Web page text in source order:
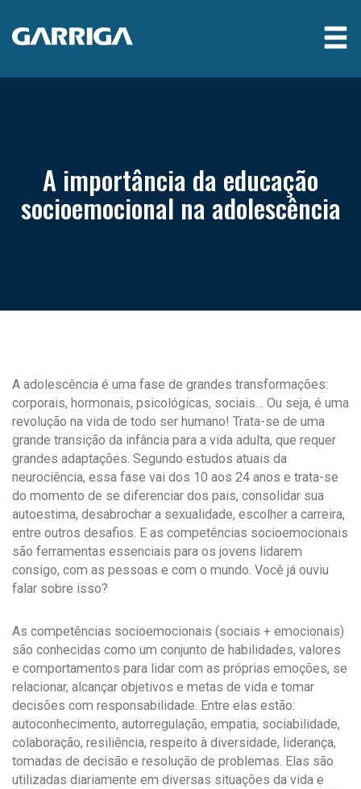
A importância da educação
socioemocional na adolescência
A adolescência é uma fase de grandes transformações:
corporais, hormonais, psicológicas, sociais… Ou seja, é uma
revolução na vida de todo ser humano! Trata-se de uma
grande transição da infância para a vida adulta, que requer
grandes adaptações. Segundo estudos atuais da
neurociência, essa fase vai dos 10 aos 24 anos e trata-se
do momento de se diferenciar dos pais, consolidar sua
autoestima, desabrochar a sexualidade, escolher a carreira,
entre outros desafios. E as competências socioemocionais
são ferramentas essenciais para os jovens lidarem
consigo, com as pessoas e com o mundo. Você já ouviu
falar sobre isso?
As competências socioemocionais (sociais + emocionais)
são conhecidas como um conjunto de habilidades, valores
e comportamentos para lidar com as próprias emoções, se
relacionar, alcançar objetivos e metas de vida e tomar
decisões com responsabilidade. Entre elas estão:
autoconhecimento, autorregulação, empatia, sociabilidade,
colaboração, resiliência, respeito à diversidade, liderança,
tomadas de decisão e resolução de problemas. Elas são
utilizadas diariamente em diversas situações da vida e